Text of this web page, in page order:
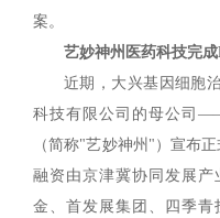
案。
艺妙神州医药科技完
近期，大兴基因细胞
科技有限公司的母公司
（简称"艺妙神州"）宣布
融资由京津冀协同发展
金、首发展集团、四季青